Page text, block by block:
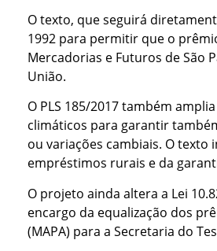
O texto, que seguirá
1992 para permitir que o
Mercadorias e Futuros de São
União.
O PLS 185/2017 também
climáticos para garantir
ou variações cambiais. O
empréstimos rurais e da
O projeto ainda altera a Lei
encargo da equalização dos
(MAPA) para a Secretaria do